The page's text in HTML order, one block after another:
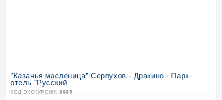
"Казачья масленица" Серпухов - Дракино - Парк-
отель "Русский
КОД ЭКСКУРСИИ: 8995